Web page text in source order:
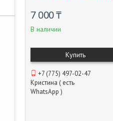
7 000 ₸
В наличии
Купить
+7 (775) 497-02-47
Кристина ( есть
WhatsApp )